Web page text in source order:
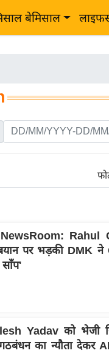
बेमिसाल
Rahul
बयान पर भड़की DMK
साँप'
Yadav को भेजी
का न्यौता देकर